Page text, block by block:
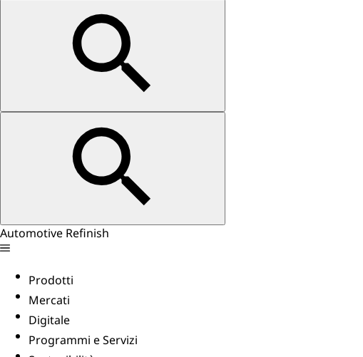
Automotive Refinish
Prodotti
Mercati
Digitale
Programmi e Servizi